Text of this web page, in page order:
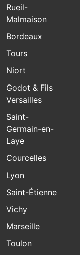
Rueil-
Malmaison
Bordeaux
Tours
Niort
Godot & Fils
Versailles
Saint-
Germain-en-
Laye
Courcelles
Lyon
Saint-Étienne
Vichy
Marseille
Toulon